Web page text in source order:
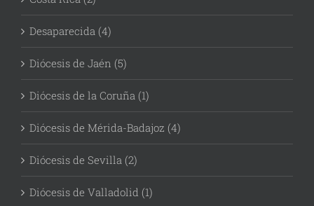
Desaparecida (4)
Diócesis de Jaén (5)
Diócesis de la Coruña (1)
Diócesis de Mérida-Badajoz (4)
Diócesis de Sevilla (2)
Diócesis de Valladolid (1)